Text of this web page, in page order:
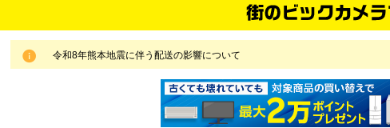
令和8年熊本地震に伴う配送の影響について